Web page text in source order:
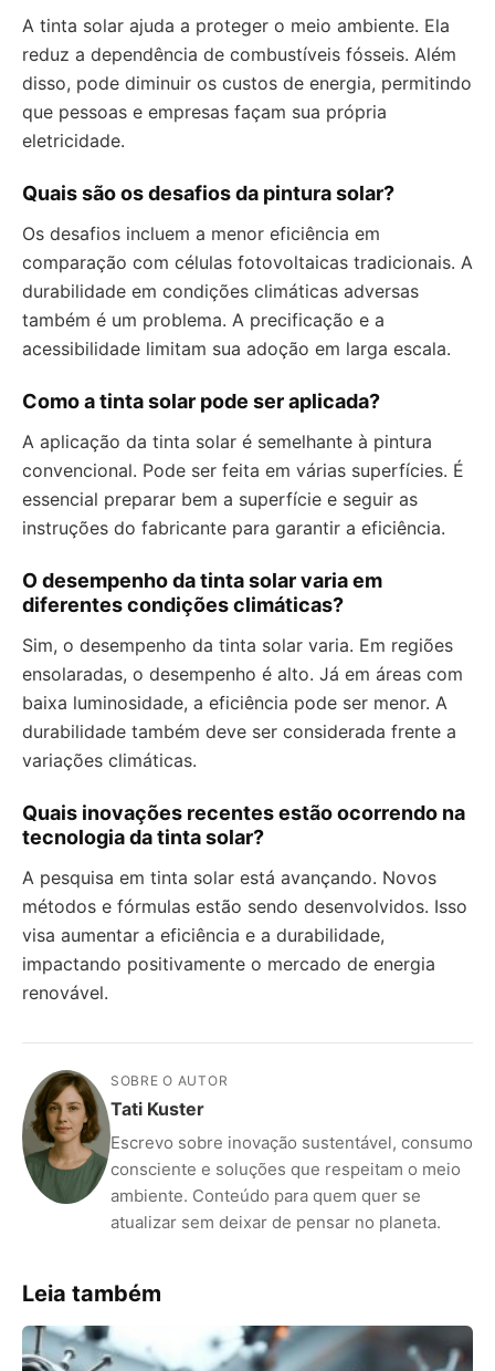
A tinta solar ajuda a proteger o meio ambiente. Ela
reduz a dependência de combustíveis fósseis. Além
disso, pode diminuir os custos de energia, permitindo
que pessoas e empresas façam sua própria
eletricidade.
Quais são os desafios da pintura solar?
Os desafios incluem a menor eficiência em
comparação com células fotovoltaicas tradicionais. A
durabilidade em condições climáticas adversas
também é um problema. A precificação e a
acessibilidade limitam sua adoção em larga escala.
Como a tinta solar pode ser aplicada?
A aplicação da tinta solar é semelhante à pintura
convencional. Pode ser feita em várias superfícies. É
essencial preparar bem a superfície e seguir as
instruções do fabricante para garantir a eficiência.
O desempenho da tinta solar varia em
diferentes condições climáticas?
Sim, o desempenho da tinta solar varia. Em regiões
ensolaradas, o desempenho é alto. Já em áreas com
baixa luminosidade, a eficiência pode ser menor. A
durabilidade também deve ser considerada frente a
variações climáticas.
Quais inovações recentes estão ocorrendo na
tecnologia da tinta solar?
A pesquisa em tinta solar está avançando. Novos
métodos e fórmulas estão sendo desenvolvidos. Isso
visa aumentar a eficiência e a durabilidade,
impactando positivamente o mercado de energia
renovável.
SOBRE O AUTOR
Tati Kuster
Escrevo sobre inovação sustentável, consumo
consciente e soluções que respeitam o meio
ambiente. Conteúdo para quem quer se
atualizar sem deixar de pensar no planeta.
Leia também